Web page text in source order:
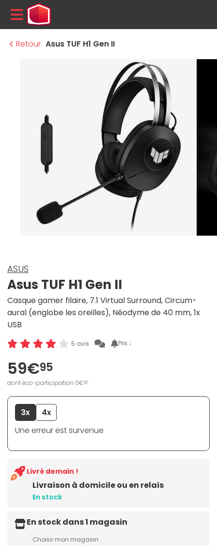
MENU
Retour Asus TUF H1 Gen II
ASUS
Asus TUF H1 Gen II
Casque gamer filaire, 7.1 Virtual Surround, Circum-
aural (englobe les oreilles), Néodyme de 40 mm, 1x
USB
5 avis Prix ↓
59€95
dont éco-participation 0€06
3x
4x
Une erreur est survenue
Livraison à domicile ou en relais
En stock
Livré demain !
En stock dans 1 magasin
Choisir mon magasin